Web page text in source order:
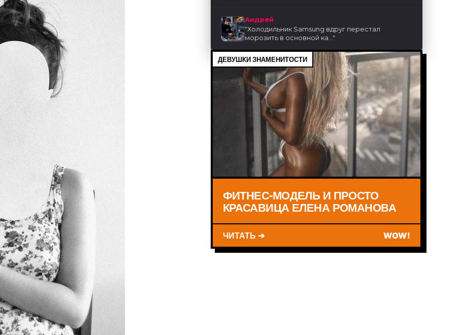
Андрей
"Холодильник Samsung вдруг перестал
морозить в основной ка..."
ДЕВУШКИ ЗНАМЕНИТОСТИ
ФИТНЕС-МОДЕЛЬ И ПРОСТО
КРАСАВИЦА ЕЛЕНА РОМАНОВА
ЧИТАТЬ ➔ WOW!